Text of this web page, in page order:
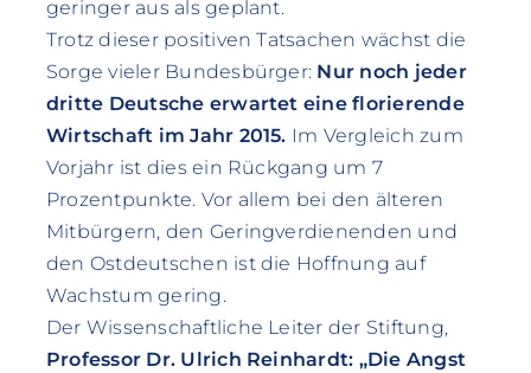
geringer aus als geplant.
Trotz dieser positiven Tatsachen wächst die
Sorge vieler Bundesbürger: Nur noch jeder
dritte Deutsche erwartet eine florierende
Wirtschaft im Jahr 2015. Im Vergleich zum
Vorjahr ist dies ein Rückgang um 7
Prozentpunkte. Vor allem bei den älteren
Mitbürgern, den Geringverdienenden und
den Ostdeutschen ist die Hoffnung auf
Wachstum gering.
Der Wissenschaftliche Leiter der Stiftung,
Professor Dr. Ulrich Reinhardt: „Die Angst